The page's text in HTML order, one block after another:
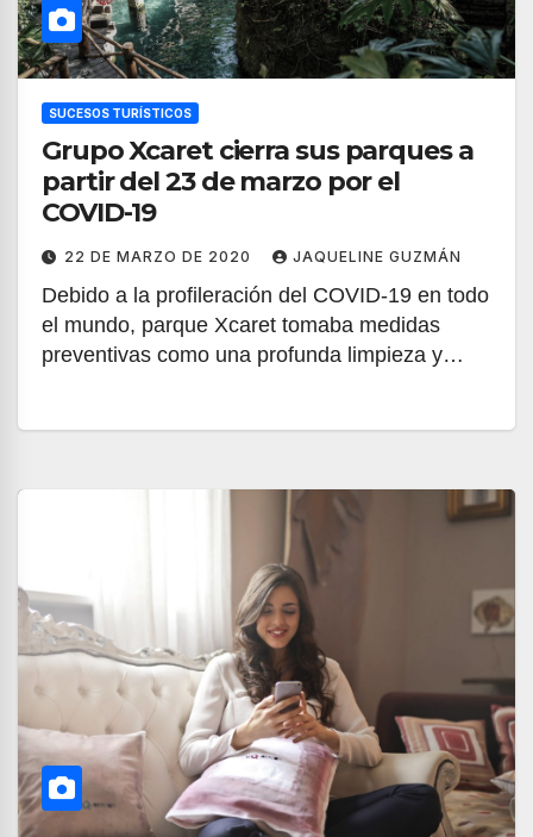
SUCESOS TURÍSTICOS
Grupo Xcaret cierra sus parques a
partir del 23 de marzo por el
COVID-19
22 DE MARZO DE 2020 JAQUELINE GUZMÁN
Debido a la profileración del COVID-19 en todo
el mundo, parque Xcaret tomaba medidas
preventivas como una profunda limpieza y…